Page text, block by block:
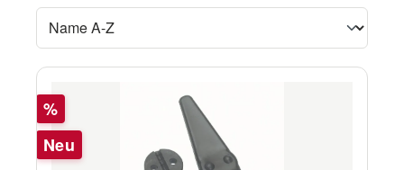
Rabatt
%
Neu